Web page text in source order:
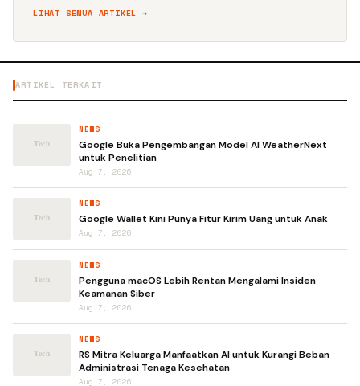
LIHAT SEMUA ARTIKEL →
ARTIKEL TERKAIT
NEWS
Google Buka Pengembangan Model AI WeatherNext
untuk Penelitian
Aug 7, 2026
NEWS
Google Wallet Kini Punya Fitur Kirim Uang untuk Anak
Aug 7, 2026
NEWS
Pengguna macOS Lebih Rentan Mengalami Insiden
Keamanan Siber
Aug 7, 2026
NEWS
RS Mitra Keluarga Manfaatkan AI untuk Kurangi Beban
Administrasi Tenaga Kesehatan
Aug 7, 2026